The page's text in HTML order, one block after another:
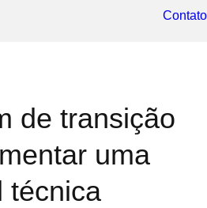
Contato
de transição
uma
técnica